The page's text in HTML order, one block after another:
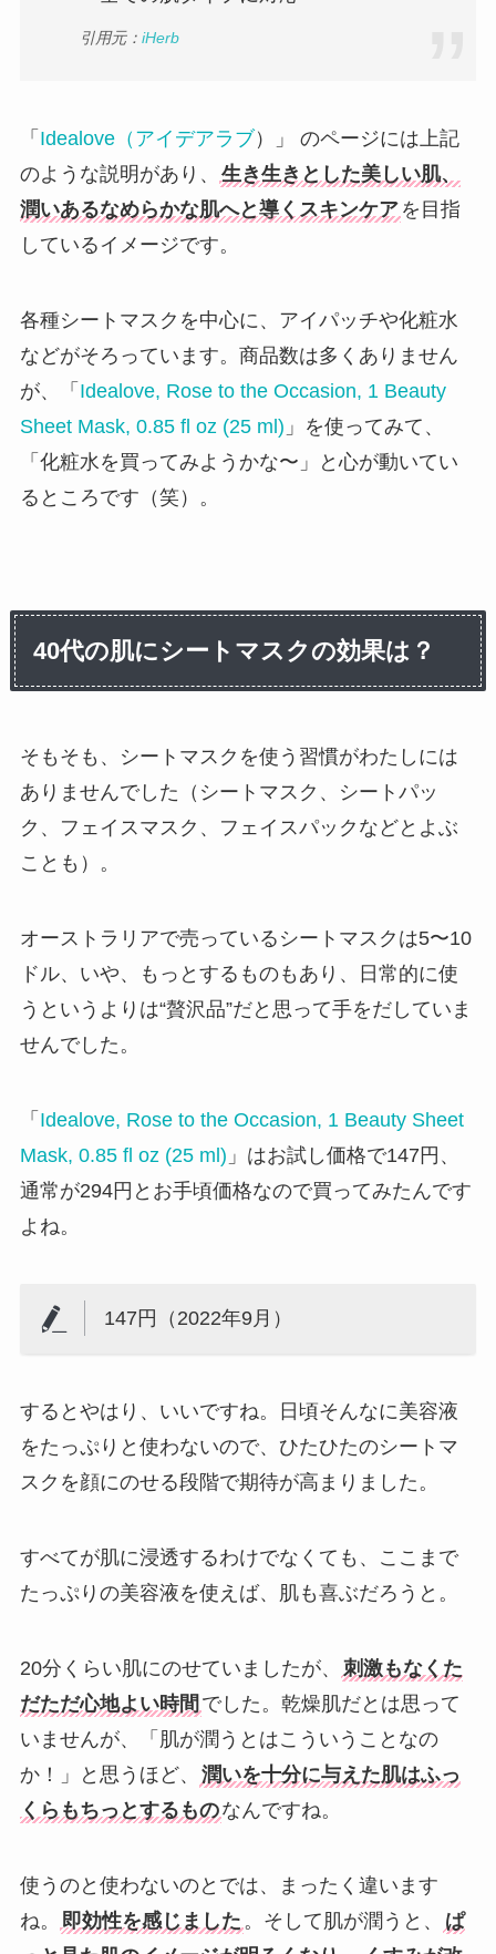
引用元： iHerb
「 Idealove（アイデアラブ）」 のページには上記
のような説明があり、
生き生きとした美しい肌、
潤いあるなめらかな肌へと導くスキンケア を目指
しているイメージです。
各種シートマスクを中心に、アイパッチや化粧水
などがそろっています。商品数は多くありません
が、「 Idealove, Rose to the Occasion, 1 Beauty
Sheet Mask, 0.85 fl oz (25 ml) 」を使ってみて、
「化粧水を買ってみようかな〜」と心が動いてい
るところです（笑）。
40代の肌にシートマスクの効果は？
そもそも、シートマスクを使う習慣がわたしには
ありませんでした（シートマスク、シートパッ
ク、フェイスマスク、フェイスパックなどとよぶ
ことも）。
オーストラリアで売っているシートマスクは5〜10
ドル、いや、もっとするものもあり、日常的に使
うというよりは“贅沢品”だと思って手をだしていま
せんでした。
「 Idealove, Rose to the Occasion, 1 Beauty Sheet
Mask, 0.85 fl oz (25 ml) 」はお試し価格で147円、
通常が294円とお手頃価格なので買ってみたんです
よね。
147円（2022年9月）
するとやはり、いいですね。日頃そんなに美容液
をたっぷりと使わないので、ひたひたのシートマ
スクを顔にのせる段階で期待が高まりました。
すべてが肌に浸透するわけでなくても、ここまで
たっぷりの美容液を使えば、肌も喜ぶだろうと。
20分くらい肌にのせていましたが、
刺激もなくた
だただ心地よい時間 でした。乾燥肌だとは思って
いませんが、「肌が潤うとはこういうことなの
か！」と思うほど、
潤いを十分に与えた肌はふっ
くらもちっとするものなんですね。
使うのと使わないのとでは、まったく違います
ね。
即効性を感じました 。そして肌が潤うと、
ぱ